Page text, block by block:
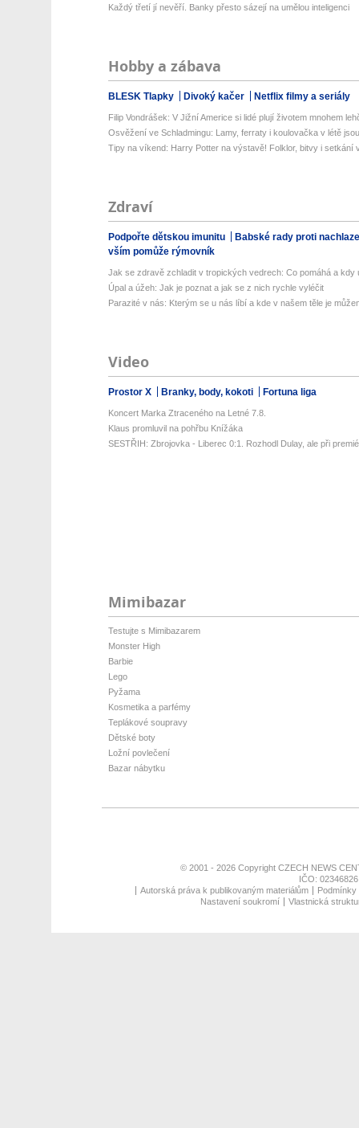
Každý třetí jí nevěří. Banky přesto sázejí na umělou inteligenci
Hobby a zábava
BLESK Tlapky Divoký kačer Netflix filmy a seriály
Filip Vondrášek: V Jižní Americe si lidé plují životem mnohem
Osvěžení ve Schladmingu: Lamy, ferraty i koulovačka v létě
Tipy na víkend: Harry Potter na výstavě! Folklor, bitvy i setkání
Zdraví
Podpořte dětskou imunitu
Babské rady proti
vším pomůže rýmovník
Jak se zdravě zchladit v tropických vedrech: Co pomáhá a kdy
Úpal a úžeh: Jak je poznat a jak se z nich rychle vyléčit
Parazité v nás: Kterým se u nás líbí a kde v našem těle je
Video
Prostor X Branky, body, kokoti Fortuna liga
Koncert Marka Ztraceného na Letné 7.8.
Klaus promluvil na pohřbu Knížáka
SESTŘIH: Zbrojovka - Liberec 0:1. Rozhodl Dulay, ale při
Mimibazar
Testujte s Mimibazarem
Monster High
Barbie
Lego
Pyžama
Kosmetika a parfémy
Teplákové soupravy
Dětské boty
Ložní povlečení
Bazar nábytku
© 2001 - 2026 Copyright CZECH NEWS
IČO:
Autorská práva k publikovaným materiálům
Nastavení soukromí
Vlastnická